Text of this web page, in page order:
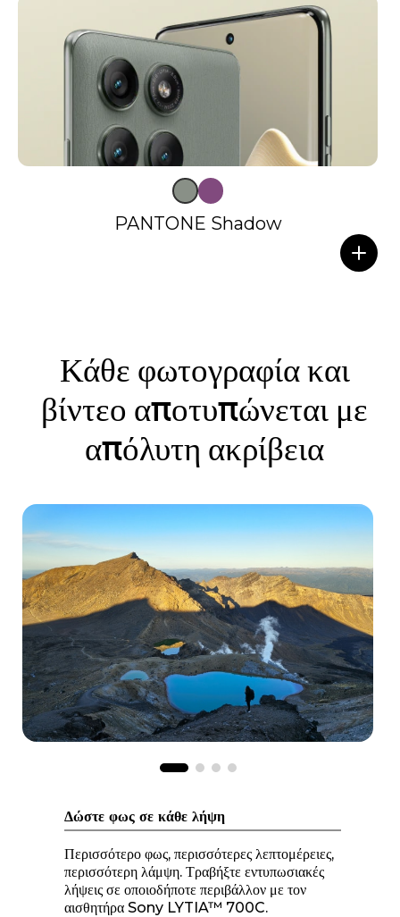
PANTONE Shadow
Κάθε φωτογραφία και
βίντεο αποτυπώνεται με
απόλυτη ακρίβεια
t
o
4
Δώστε φως σε κάθε λήψη
Περισσότερο φως, περισσότερες λεπτομέρειες,
περισσότερη λάμψη. Τραβήξτε εντυπωσιακές
λήψεις σε οποιοδήποτε περιβάλλον με τον
αισθητήρα Sony LYTIA™ 700C.